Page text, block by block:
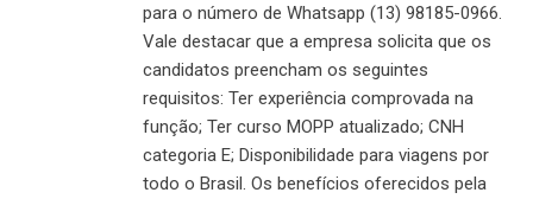
para o número de Whatsapp (13) 98185-0966.
Vale destacar que a empresa solicita que os
candidatos preencham os seguintes
requisitos: Ter experiência comprovada na
função; Ter curso MOPP atualizado; CNH
categoria E; Disponibilidade para viagens por
todo o Brasil. Os benefícios oferecidos pela